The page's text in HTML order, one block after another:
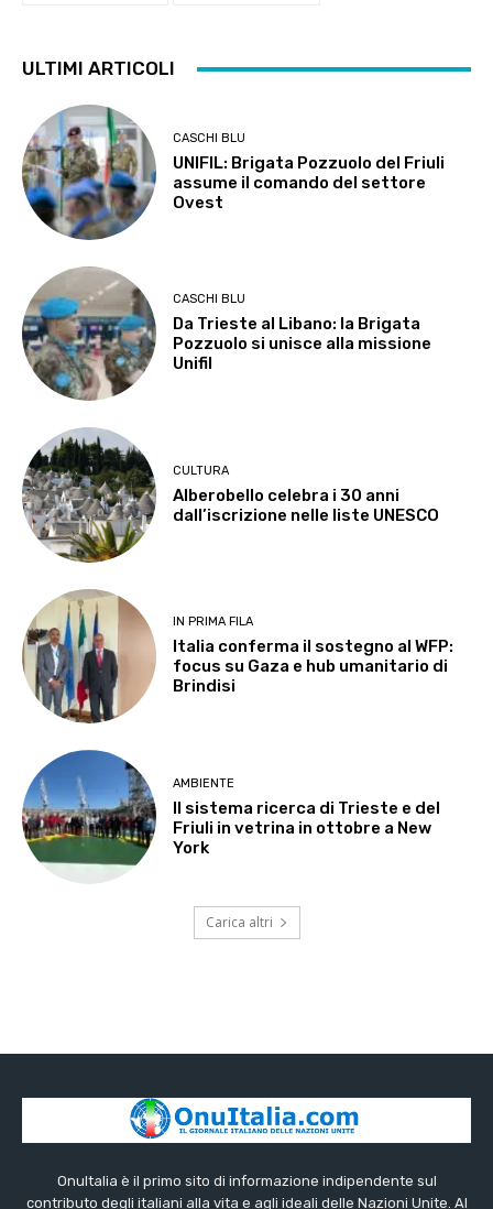
ULTIMI ARTICOLI
CASCHI BLU
UNIFIL: Brigata Pozzuolo del Friuli
assume il comando del settore
Ovest
CASCHI BLU
Da Trieste al Libano: la Brigata
Pozzuolo si unisce alla missione
Unifil
CULTURA
Alberobello celebra i 30 anni
dall’iscrizione nelle liste UNESCO
IN PRIMA FILA
Italia conferma il sostegno al WFP:
focus su Gaza e hub umanitario di
Brindisi
AMBIENTE
Il sistema ricerca di Trieste e del
Friuli in vetrina in ottobre a New
York
Carica altri
OnuItalia è il primo sito di informazione indipendente sul
contributo degli italiani alla vita e agli ideali delle Nazioni Unite. Al